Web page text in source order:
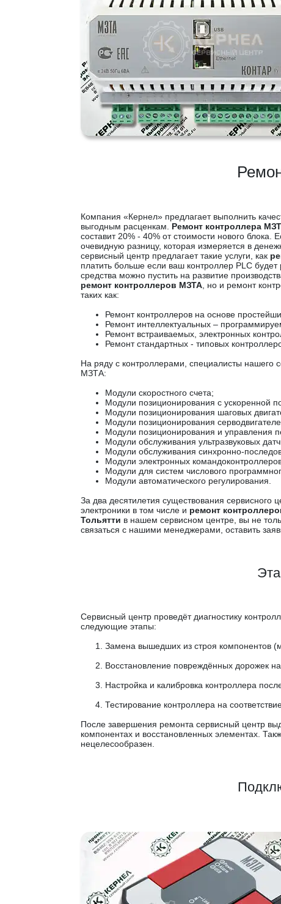
Компания «Кернел» предлагает выполнить
выгодным расценкам. Ремонт контроллера
составит 20% - 40% от стоимости нового блока.
очевидную разницу, которая измеряется в
сервисный центр предлагает такие услуги, как
платить больше если ваш контроллер PLC
средства можно пустить на развитие
ремонт контроллеров МЗТА , но и ремонт
таких как:
Ремонт контроллеров на основе
Ремонт интеллектуальных –
Ремонт встраиваемых, электронных
Ремонт стандартных - типовых
На ряду с контроллерами, специалисты нашего
МЗТА:
Модули скоростного счета;
Модули позиционирования с ускоренной
Модули позиционирования шаговых
Модули позиционирования
Модули позиционирования и управления
Модули обслуживания ультразвуковых
Модули обслуживания синхронно-
Модули электронных
Модули для систем числового
Модули автоматического регулирования.
За два десятилетия существования
электроники в том числе и ремонт
Тольятти в нашем сервисном центре, вы не
связаться с нашими менеджерами, оставить
Сервисный центр проведёт диагностику
следующие этапы:
Замена вышедших из строя компонентов
Восстановление повреждённых дорожек
Настройка и калибровка контроллера
Тестирование контроллера на
После завершения ремонта сервисный центр
компонентах и восстановленных элементах.
нецелесообразен.